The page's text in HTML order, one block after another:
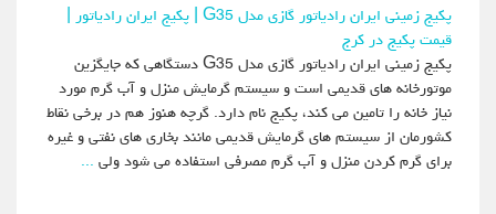
پکیج زمینی ایران رادیاتور گازی مدل G35 | پکیج ایران رادیاتور |
قیمت پکیج در کرج
پکیج زمینی ایران رادیاتور گازی مدل G35 دستگاهی که جایگزین
موتورخانه های قدیمی است و سیستم گرمایش منزل و آب گرم مورد
نیاز خانه را تامین می کند، پکیج نام دارد. گرچه هنوز هم در برخی نقاط
کشورمان از سیستم های گرمایش قدیمی مانند بخاری های نفتی و غیره
برای گرم کردن منزل و آب گرم مصرفی استفاده می شود ولی...